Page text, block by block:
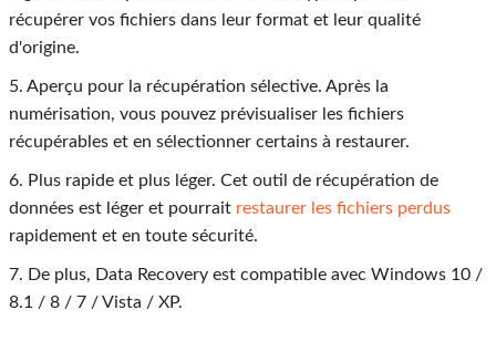
récupérer vos fichiers dans leur format et leur qualité
d'origine.
5. Aperçu pour la récupération sélective. Après la
numérisation, vous pouvez prévisualiser les fichiers
récupérables et en sélectionner certains à restaurer.
6. Plus rapide et plus léger. Cet outil de récupération de
données est léger et pourrait restaurer les fichiers perdus
rapidement et en toute sécurité.
7. De plus, Data Recovery est compatible avec Windows 10 /
8.1 / 8 / 7 / Vista / XP.